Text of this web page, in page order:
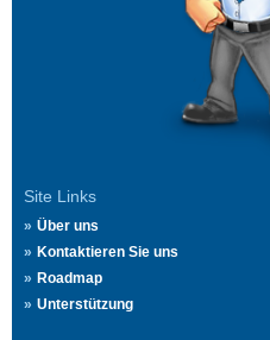
Site Links
Über uns
Kontaktieren Sie uns
Roadmap
Unterstützung